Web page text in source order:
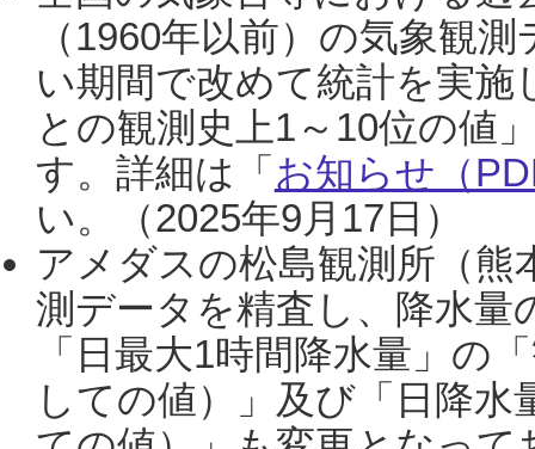
（1960年以前）の気象観
い期間で改めて統計を実
との観測史上1～10位の値
す。詳細は「 お知らせ（
い。（2025年9月17日）
アメダスの松島観測所（熊
測データを精査し、降水
「日最大1時間降水量」の
しての値）」及び「日降